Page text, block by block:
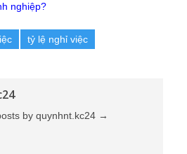
nghiệp?
tỷ lệ nghỉ việc
by quynhnt.kc24 →